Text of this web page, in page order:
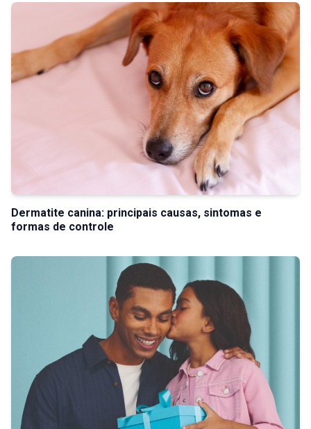
Dermatite canina: principais causas, sintomas e
formas de controle